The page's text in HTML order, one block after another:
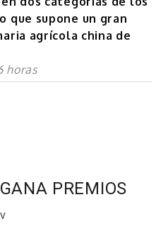
que supone un gran
agrícola china de
horas
PREMIOS